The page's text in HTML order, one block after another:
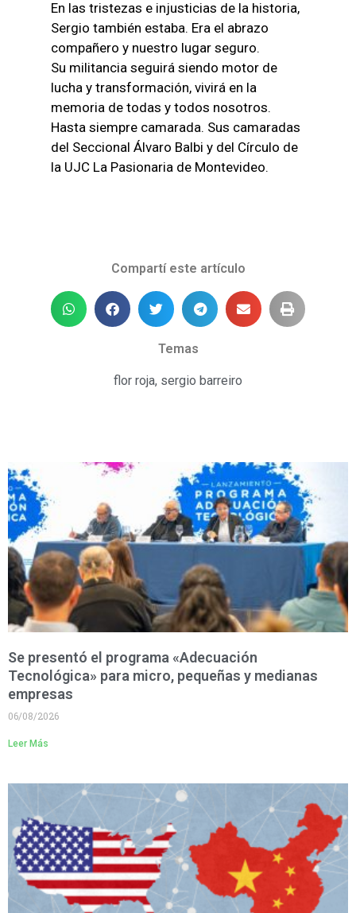
En las tristezas e injusticias de la historia,
Sergio también estaba. Era el abrazo
compañero y nuestro lugar seguro.
Su militancia seguirá siendo motor de
lucha y transformación, vivirá en la
memoria de todas y todos nosotros.
Hasta siempre camarada. Sus camaradas
del Seccional Álvaro Balbi y del Círculo de
la UJC La Pasionaria de Montevideo.
Compartí este artículo
Temas
flor roja, sergio barreiro
Se presentó el programa «Adecuación
Tecnológica» para micro, pequeñas y medianas
empresas
06/08/2026
Leer Más